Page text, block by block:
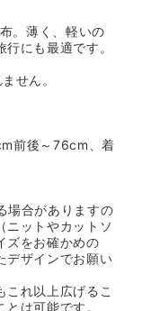
。薄く、軽いの
にも最適です。
せん。
前後～76cm、着
場合がありますの
ニットやカットソ
ズをお確かめの
デザインでお願い
これ以上広げるこ
は可能です。